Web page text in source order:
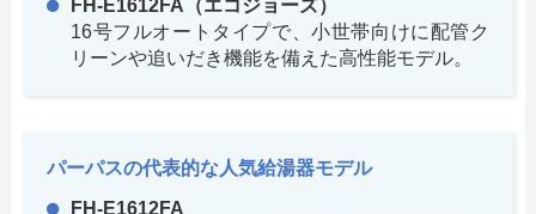
FH-E1612FA（エコジョーズ）
16号フルオートタイプで、小世帯向けに配管ク
リーンや追いだき機能を備えた高性能モデル。
パーパスの代表的な人気給湯器モデル
FH-E1612FA